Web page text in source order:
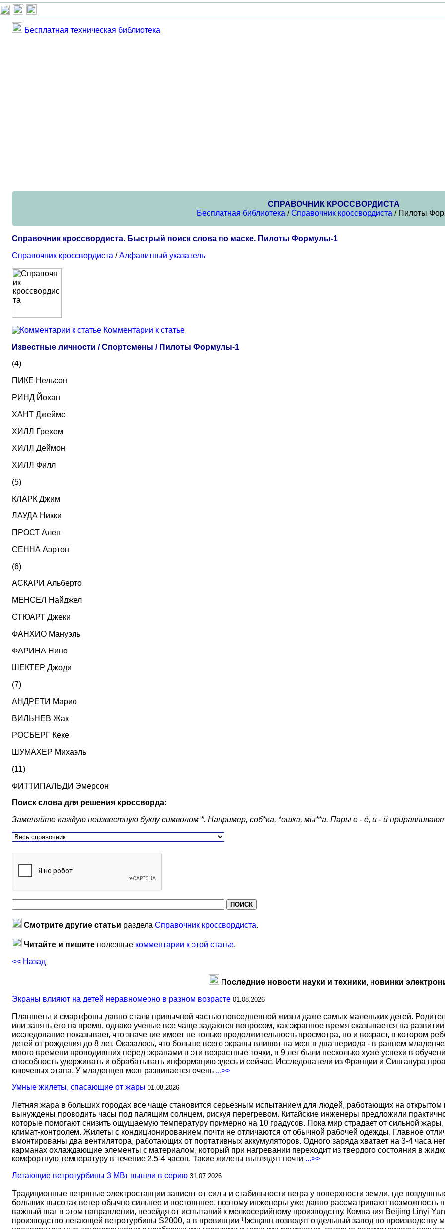
Бесплатная техническая библиотека
СПРАВОЧНИК КРОССВОРДИСТА
Бесплатная библиотека /Справочник кроссвордиста / Пилоты
Справочник кроссвордиста. Быстрый поиск слова по маске. Пилоты Формулы-1
Справочник кроссвордиста /Алфавитный указатель
Комментарии к статье
Известные личности / Спортсмены / Пилоты Формулы-1
(4)
ПИКЕ Нельсон
РИНД Йохан
ХАНТ Джеймс
ХИЛЛ Грехем
ХИЛЛ Деймон
ХИЛЛ Филл
(5)
КЛАРК Джим
ЛАУДА Никки
ПРОСТ Ален
СЕННА Аэртон
(6)
АСКАРИ Альберто
МЕНСЕЛ Найджел
СТЮАРТ Джеки
ФАНХИО Мануэль
ФАРИНА Нино
ШЕКТЕР Джоди
(7)
АНДРЕТИ Марио
ВИЛЬНЕВ Жак
РОСБЕРГ Кеке
ШУМАХЕР Михаэль
(11)
ФИТТИПАЛЬДИ Эмерсон
Поиск слова для решения кроссворда:
Заменяйте каждую неизвестную букву символом *. Например, соб*ка, *ошка, мы**а. Пары е - ё, и - й
Смотрите другие статьи раздела Справочник кроссвордиста.
Читайте и пишите полезные комментарии к этой статье.
<< Назад
Последние новости науки и техники, новинки
Экраны влияют на детей неравномерно в разном возрасте 01.08.2026
Планшеты и смартфоны давно стали привычной частью повседневной жизни даже самых маленьких детей.
или занять его на время, однако ученые все чаще задаются вопросом, как экранное время сказывается на
исследование показывает, что значение имеет не только продолжительность просмотра, но и возраст, в котором
детей от рождения до 8 лет. Оказалось, что больше всего экраны влияют на мозг в два периода - в раннем
много времени проводивших перед экранами в эти возрастные точки, в 9 лет были несколько хуже успехи в
способность удерживать и обрабатывать информацию здесь и сейчас. Исследователи из Франции и Сингапура
ключевых этапа. У младенцев мозг развивается очень ...>>
Умные жилеты, спасающие от жары 01.08.2026
Летняя жара в больших городах все чаще становится серьезным испытанием для людей, работающих на открытом
вынуждены проводить часы под палящим солнцем, рискуя перегревом. Китайские инженеры предложили
которые помогают снизить ощущаемую температуру примерно на 10 градусов. Пока мир страдает от сильной
климат-контролем. Жилеты с кондиционированием почти не отличаются от обычной рабочей одежды. Главное
вмонтированы два вентилятора, работающих от портативных аккумуляторов. Одного заряда хватает на 3-4 часа
карманах охлаждающие элементы с материалом, который при нагревании переходит из твердого состояния в
комфортную температуру в течение 2,5-4 часов. Такие жилеты выглядят почти ...>>
Летающие ветротурбины 3 МВт вышли в серию 31.07.2026
Традиционные ветряные электростанции зависят от силы и стабильности ветра у поверхности земли, где
больших высотах ветер обычно сильнее и постояннее, поэтому инженеры уже давно рассматривают возможность
важный шаг в этом направлении, перейдя от испытаний к мелкосерийному производству. Компания Beijing Linyi
производство летающей ветротурбины S2000, а в провинции Чжэцзян возводят отдельный завод по производству